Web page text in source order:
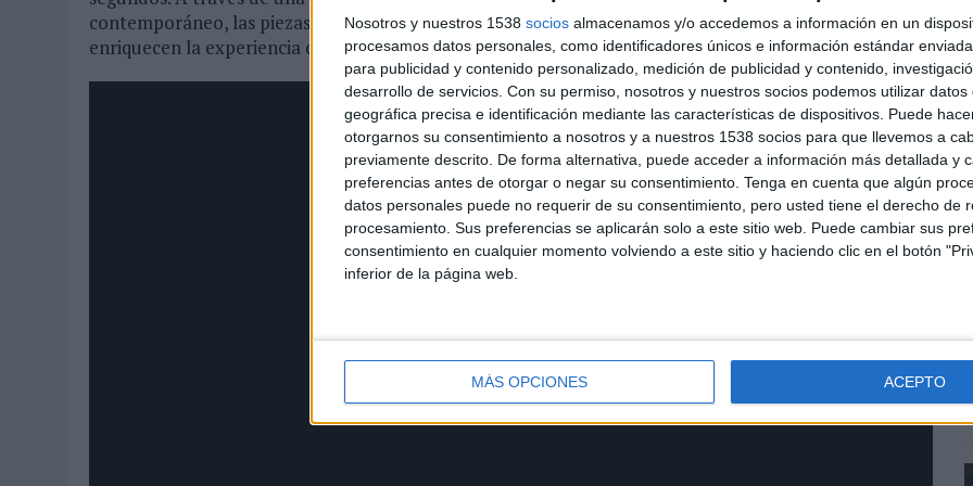
Nosotros y nuestros 1538 socios almacenamos y/o accedemos a información en un
procesamos datos personales, como identificadores únicos e información estándar
para publicidad y contenido personalizado, medición de publicidad y contenido,
desarrollo de servicios. Con su permiso, nosotros y nuestros socios podemos utilizar datos
geográfica precisa e identificación mediante las características de dispositivos. Puede
otorgarnos su consentimiento a nosotros y a nuestros 1538 socios para que llevemos a
previamente descrito. De forma alternativa, puede acceder a información más detallada y
preferencias antes de otorgar o negar su consentimiento. Tenga en cuenta que algún
datos personales puede no requerir de su consentimiento, pero usted tiene el derecho de
procesamiento. Sus preferencias se aplicarán solo a este sitio web. Puede cambiar sus
consentimiento en cualquier momento volviendo a este sitio y haciendo clic en el botón
inferior de la página web.
MÁS OPCIONES ACEPTO
contemporáneo, las piezas muestran distintos encuentros entre grupos de personas cuyas diferencias
enriquecen la experiencia compartida.